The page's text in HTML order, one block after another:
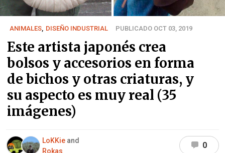
ANIMALES, DISEÑO INDUSTRIAL PUBLICADO OCT 03, 2019
Este artista japonés crea
bolsos y accesorios en forma
de bichos y otras criaturas, y
su aspecto es muy real (35
imágenes)
LoKKie and
Rokas
0